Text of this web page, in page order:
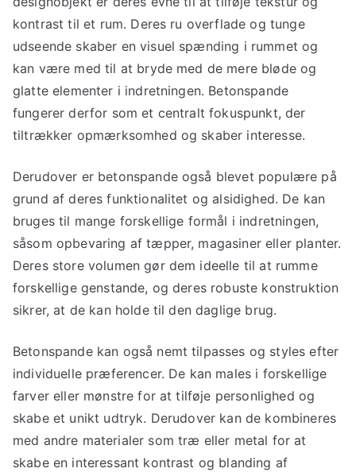
kontrast til et rum. Deres ru overflade og tunge
udseende skaber en visuel spænding i rummet og
kan være med til at bryde med de mere bløde og
glatte elementer i indretningen. Betonspande
fungerer derfor som et centralt fokuspunkt, der
tiltrækker opmærksomhed og skaber interesse.
Derudover er betonspande også blevet populære på
grund af deres funktionalitet og alsidighed. De kan
bruges til mange forskellige formål i indretningen,
såsom opbevaring af tæpper, magasiner eller planter.
Deres store volumen gør dem ideelle til at rumme
forskellige genstande, og deres robuste konstruktion
sikrer, at de kan holde til den daglige brug.
Betonspande kan også nemt tilpasses og styles efter
individuelle præferencer. De kan males i forskellige
farver eller mønstre for at tilføje personlighed og
skabe et unikt udtryk. Derudover kan de kombineres
med andre materialer som træ eller metal for at
skabe en interessant kontrast og blanding af